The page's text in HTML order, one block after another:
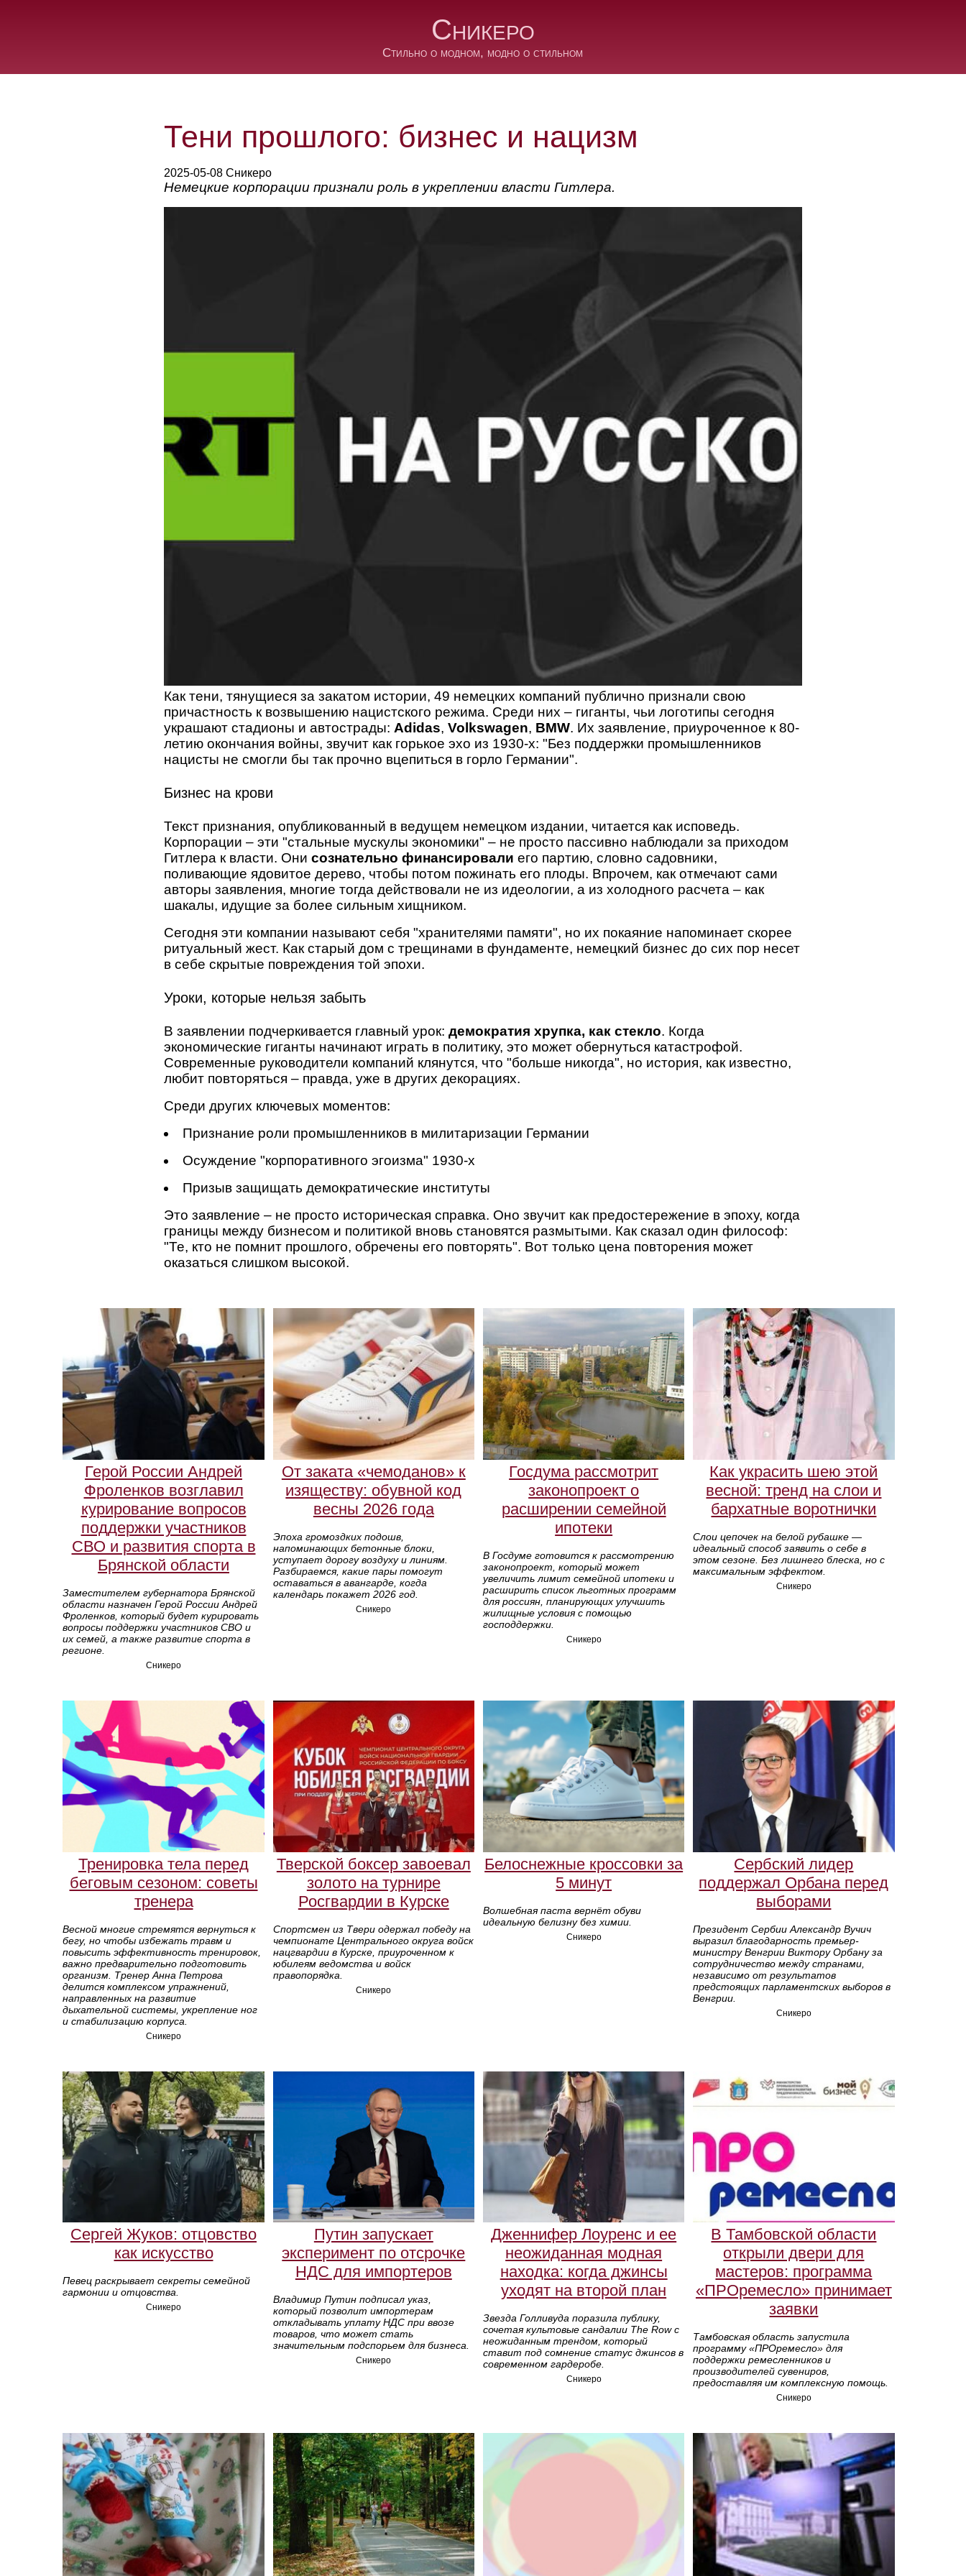
Сникеро
Стильно о модном, модно о стильном
Тени прошлого: бизнес и нацизм
2025-05-08 Сникеро
Немецкие корпорации признали роль в укреплении власти Гитлера.
Как тени, тянущиеся за закатом истории, 49 немецких компаний публично признали свою
причастность к возвышению нацистского режима. Среди них – гиганты, чьи логотипы сегодня
украшают стадионы и автострады: Adidas, Volkswagen, BMW. Их заявление, приуроченное к 80-
летию окончания войны, звучит как горькое эхо из 1930-х: "Без поддержки промышленников
нацисты не смогли бы так прочно вцепиться в горло Германии".
Бизнес на крови
Текст признания, опубликованный в ведущем немецком издании, читается как исповедь.
Корпорации – эти "стальные мускулы экономики" – не просто пассивно наблюдали за приходом
Гитлера к власти. Они сознательно финансировали его партию, словно садовники,
поливающие ядовитое дерево, чтобы потом пожинать его плоды. Впрочем, как отмечают сами
авторы заявления, многие тогда действовали не из идеологии, а из холодного расчета – как
шакалы, идущие за более сильным хищником.
Сегодня эти компании называют себя "хранителями памяти", но их покаяние напоминает скорее
ритуальный жест. Как старый дом с трещинами в фундаменте, немецкий бизнес до сих пор несет
в себе скрытые повреждения той эпохи.
Уроки, которые нельзя забыть
В заявлении подчеркивается главный урок: демократия хрупка, как стекло. Когда
экономические гиганты начинают играть в политику, это может обернуться катастрофой.
Современные руководители компаний клянутся, что "больше никогда", но история, как известно,
любит повторяться – правда, уже в других декорациях.
Среди других ключевых моментов:
Признание роли промышленников в милитаризации Германии
Осуждение "корпоративного эгоизма" 1930-х
Призыв защищать демократические институты
Это заявление – не просто историческая справка. Оно звучит как предостережение в эпоху, когда
границы между бизнесом и политикой вновь становятся размытыми. Как сказал один философ:
"Те, кто не помнит прошлого, обречены его повторять". Вот только цена повторения может
оказаться слишком высокой.
Герой России Андрей
Фроленков возглавил
курирование вопросов
поддержки участников
СВО и развития спорта в
Брянской области
Заместителем губернатора Брянской
области назначен Герой России Андрей
Фроленков, который будет курировать
вопросы поддержки участников СВО и
их семей, а также развитие спорта в
регионе.
Сникеро
От заката «чемоданов» к
изяществу: обувной код
весны 2026 года
Эпоха громоздких подошв,
напоминающих бетонные блоки,
уступает дорогу воздуху и линиям.
Разбираемся, какие пары помогут
оставаться в авангарде, когда
календарь покажет 2026 год.
Сникеро
Госдума рассмотрит
законопроект о
расширении семейной
ипотеки
В Госдуме готовится к рассмотрению
законопроект, который может
увеличить лимит семейной ипотеки и
расширить список льготных программ
для россиян, планирующих улучшить
жилищные условия с помощью
господдержки.
Сникеро
Как украсить шею этой
весной: тренд на слои и
бархатные воротнички
Слои цепочек на белой рубашке —
идеальный способ заявить о себе в
этом сезоне. Без лишнего блеска, но с
максимальным эффектом.
Сникеро
Тренировка тела перед
беговым сезоном: советы
тренера
Весной многие стремятся вернуться к
бегу, но чтобы избежать травм и
повысить эффективность тренировок,
важно предварительно подготовить
организм. Тренер Анна Петрова
делится комплексом упражнений,
направленных на развитие
дыхательной системы, укрепление ног
и стабилизацию корпуса.
Сникеро
Тверской боксер завоевал
золото на турнире
Росгвардии в Курске
Спортсмен из Твери одержал победу на
чемпионате Центрального округа войск
нацгвардии в Курске, приуроченном к
юбилеям ведомства и войск
правопорядка.
Сникеро
Белоснежные кроссовки за
5 минут
Волшебная паста вернёт обуви
идеальную белизну без химии.
Сникеро
Сербский лидер
поддержал Орбана перед
выборами
Президент Сербии Александр Вучич
выразил благодарность премьер-
министру Венгрии Виктору Орбану за
сотрудничество между странами,
независимо от результатов
предстоящих парламентских выборов в
Венгрии.
Сникеро
Сергей Жуков: отцовство
как искусство
Певец раскрывает секреты семейной
гармонии и отцовства.
Сникеро
Путин запускает
эксперимент по отсрочке
НДС для импортеров
Владимир Путин подписал указ,
который позволит импортерам
откладывать уплату НДС при ввозе
товаров, что может стать
значительным подспорьем для бизнеса.
Сникеро
Дженнифер Лоуренс и ее
неожиданная модная
находка: когда джинсы
уходят на второй план
Звезда Голливуда поразила публику,
сочетая культовые сандалии The Row с
неожиданным трендом, который
ставит под сомнение статус джинсов в
современном гардеробе.
Сникеро
В Тамбовской области
открыли двери для
мастеров: программа
«ПРОремесло» принимает
заявки
Тамбовская область запустила
программу «ПРОремесло» для
поддержки ремесленников и
производителей сувениров,
предоставляя им комплексную помощь.
Сникеро